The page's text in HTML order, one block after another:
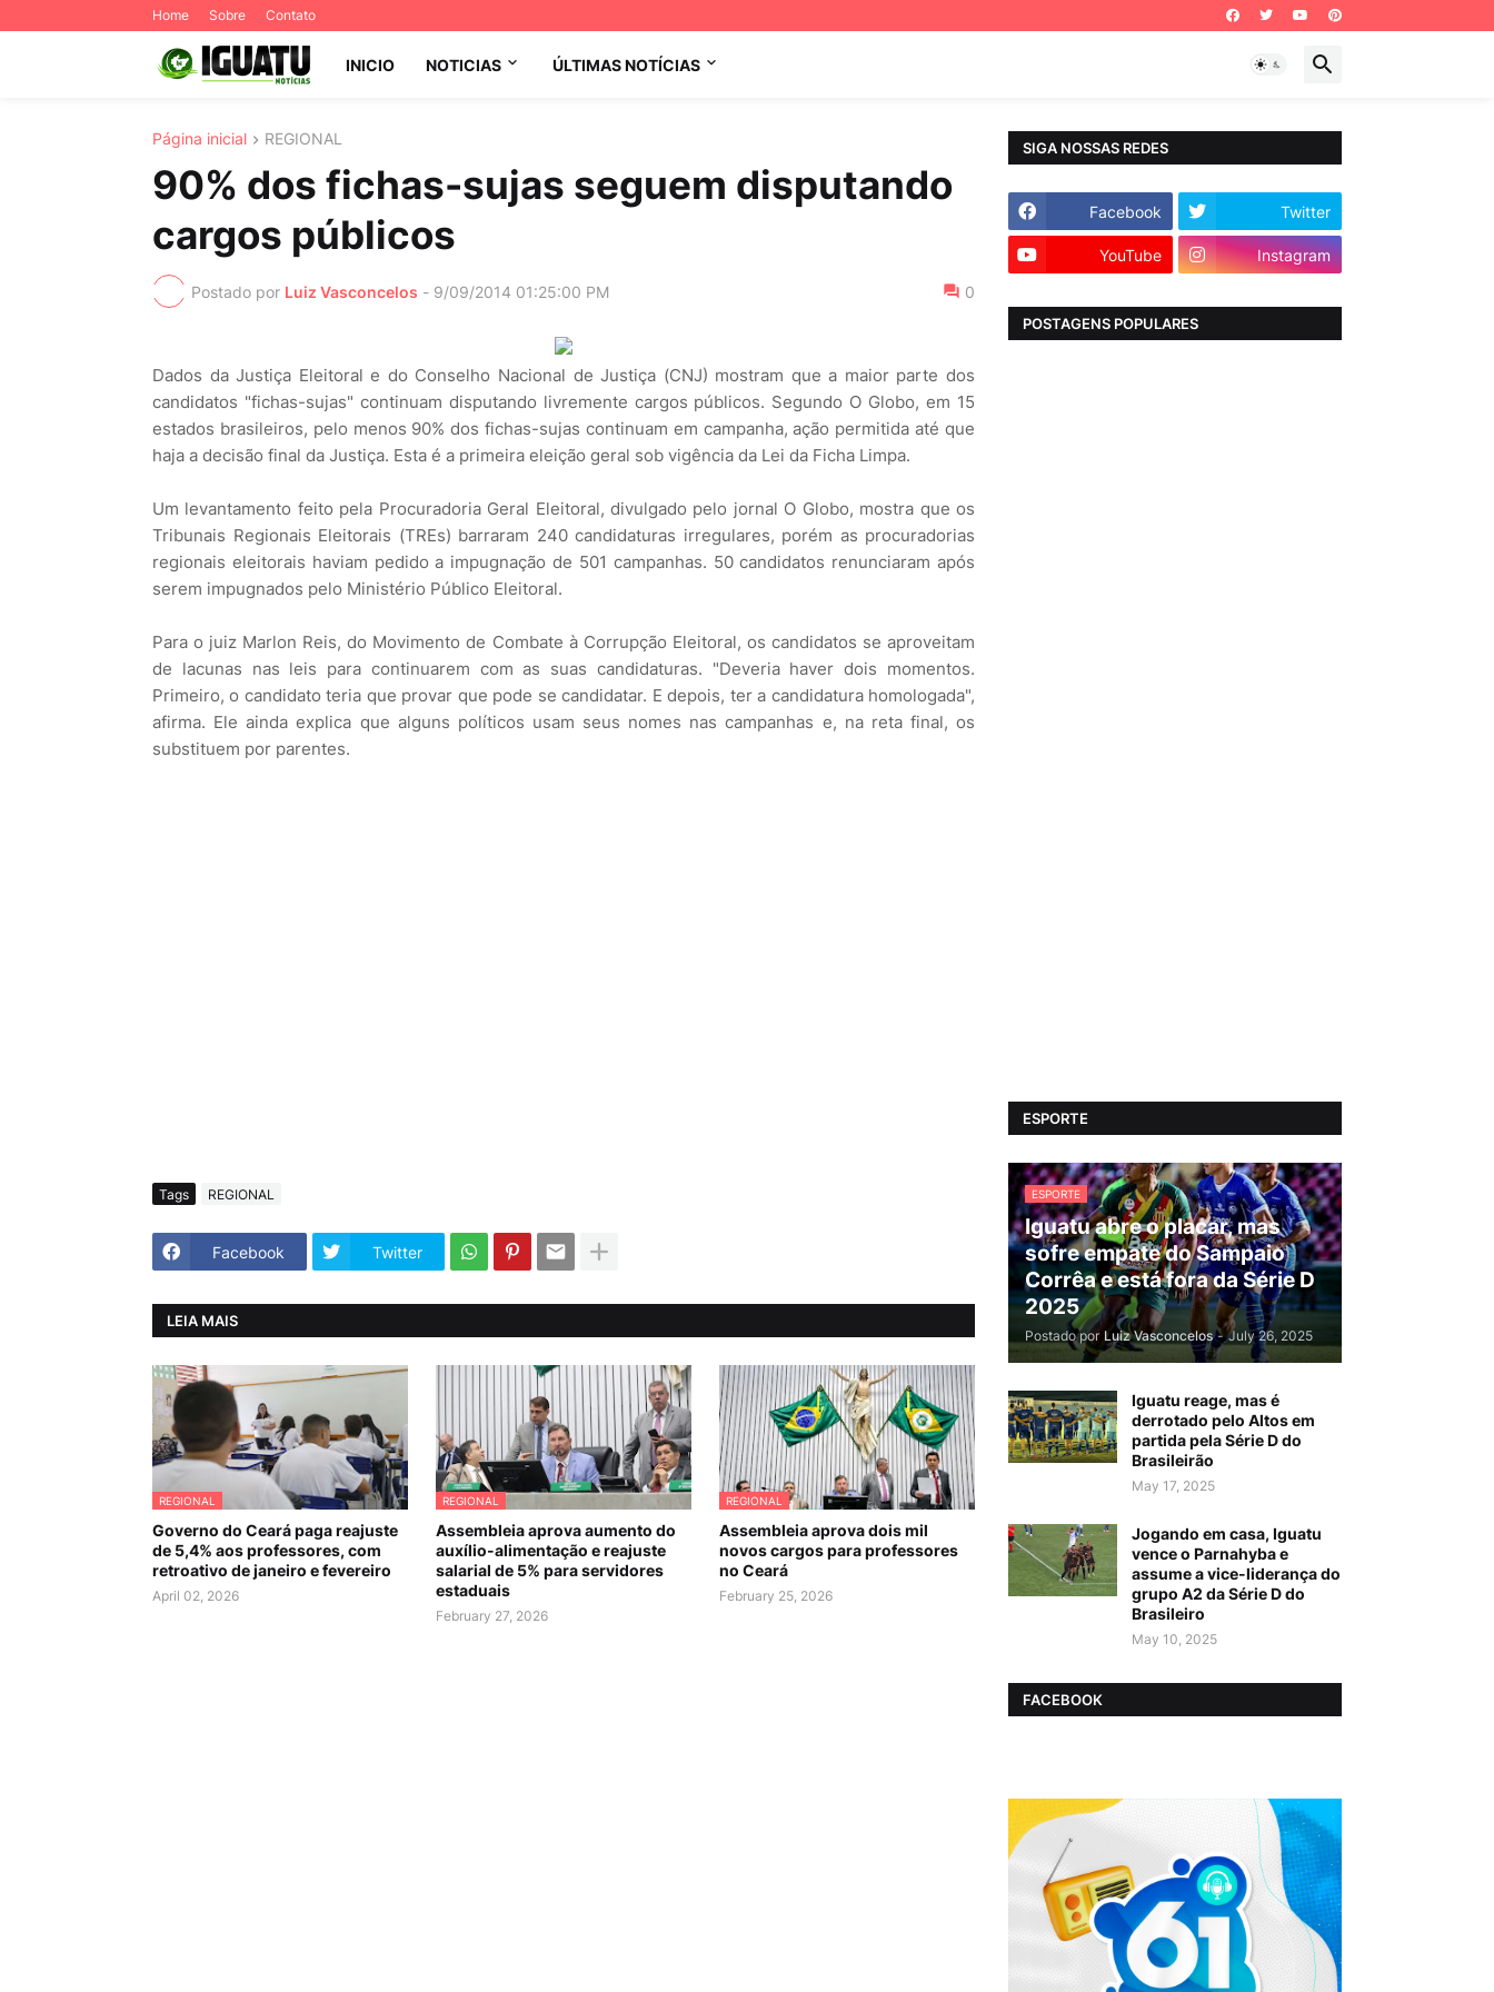
Home Sobre Contato
INICIO NOTICIAS ÚLTIMAS NOTÍCIAS
Página inicial REGIONAL
90% dos fichas-sujas seguem disputando
cargos públicos
Postado por Luiz Vasconcelos - 9/09/2014 01:25:00 PM 0
Dados da Justiça Eleitoral e do Conselho Nacional de Justiça (CNJ) mostram que a maior parte dos
candidatos "fichas-sujas" continuam disputando livremente cargos públicos. Segundo O Globo, em 15
estados brasileiros, pelo menos 90% dos fichas-sujas continuam em campanha, ação permitida até que
haja a decisão final da Justiça. Esta é a primeira eleição geral sob vigência da Lei da Ficha Limpa.
Um levantamento feito pela Procuradoria Geral Eleitoral, divulgado pelo jornal O Globo, mostra que os
Tribunais Regionais Eleitorais (TREs) barraram 240 candidaturas irregulares, porém as procuradorias
regionais eleitorais haviam pedido a impugnação de 501 campanhas. 50 candidatos renunciaram após
serem impugnados pelo Ministério Público Eleitoral.
Para o juiz Marlon Reis, do Movimento de Combate à Corrupção Eleitoral, os candidatos se aproveitam
de lacunas nas leis para continuarem com as suas candidaturas. "Deveria haver dois momentos.
Primeiro, o candidato teria que provar que pode se candidatar. E depois, ter a candidatura homologada",
afirma. Ele ainda explica que alguns políticos usam seus nomes nas campanhas e, na reta final, os
substituem por parentes.
Tags REGIONAL
Facebook Twitter
LEIA MAIS
REGIONAL
Governo do Ceará paga reajuste
de 5,4% aos professores, com
retroativo de janeiro e fevereiro
April 02, 2026
REGIONAL
Assembleia aprova aumento do
auxílio-alimentação e reajuste
salarial de 5% para servidores
estaduais
February 27, 2026
REGIONAL
Assembleia aprova dois mil
novos cargos para professores
no Ceará
February 25, 2026
SIGA NOSSAS REDES
Facebook Twitter
YouTube Instagram
POSTAGENS POPULARES
ESPORTE
ESPORTE
Iguatu abre o placar, mas
sofre empate do Sampaio
Corrêa e está fora da Série D
2025
Postado por Luiz Vasconcelos - July 26, 2025
Iguatu reage, mas é
derrotado pelo Altos em
partida pela Série D do
Brasileirão
May 17, 2025
Jogando em casa, Iguatu
vence o Parnahyba e
assume a vice-liderança do
grupo A2 da Série D do
Brasileiro
May 10, 2025
FACEBOOK